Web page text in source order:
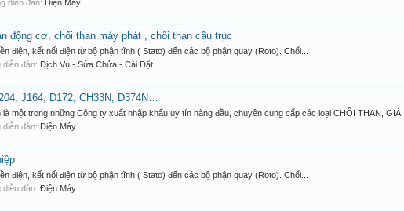
diễn đàn: Điện Máy
động cơ, chổi than máy phát , chổi than cầu trục
điện, kết nối điện từ bộ phận tĩnh ( Stato) đến các bộ phận quay (Roto). Chổi...
diễn đàn: Dịch Vụ - Sửa Chửa - Cài Đặt
J164, D172, CH33N, D374N…
một trong những Công ty xuất nhập khẩu uy tín hàng đầu, chuyên cung cấp các loại CHỔI THAN, GIÁ...
diễn đàn: Điện Máy
điện, kết nối điện từ bộ phận tĩnh ( Stato) đến các bộ phận quay (Roto). Chổi...
diễn đàn: Điện Máy